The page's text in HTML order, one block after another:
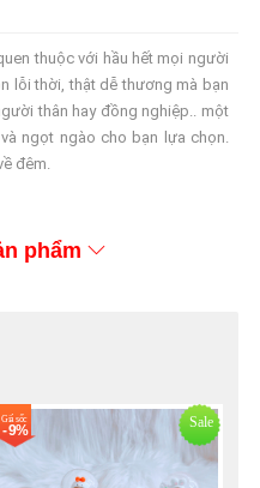
thuộc với hầu hết mọi người
lỗi thời, thật dễ thương mà bạn
thân hay đồng nghiệp.. một
ngọt ngào cho bạn lựa chọn.
đêm.
phẩm
Sale
Giá sốc
- 9%